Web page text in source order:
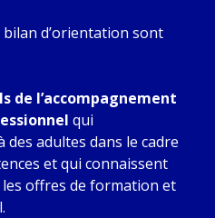
d’orientation sont
de l’accompagnement
qui
des adultes dans le cadre
et qui connaissent
offres de formation et